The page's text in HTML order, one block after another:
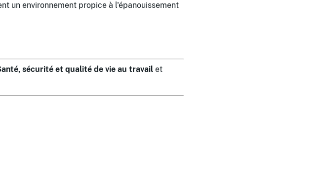
un environnement propice à l'épanouissement
sécurité et qualité de vie au travail et